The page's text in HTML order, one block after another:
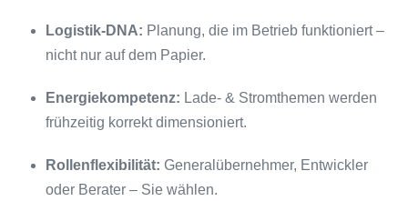
Logistik-DNA: Planung, die im Betrieb funktioniert –
nicht nur auf dem Papier.
Energiekompetenz: Lade- & Stromthemen werden
frühzeitig korrekt dimensioniert.
Rollenflexibilität: Generalübernehmer, Entwickler
oder Berater – Sie wählen.